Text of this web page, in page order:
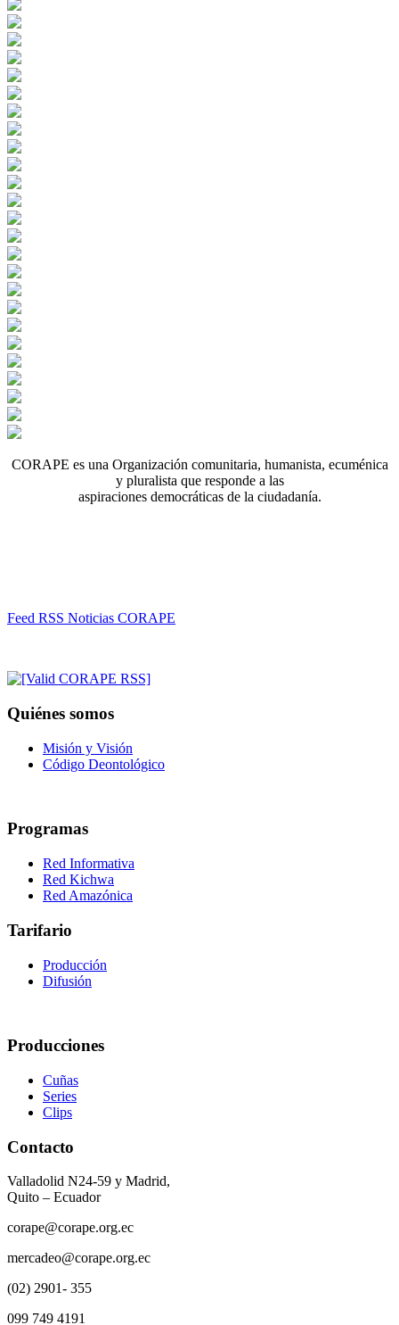
CORAPE es una Organización comunitaria, humanista, ecuménica
y pluralista que responde a las
aspiraciones democráticas de la ciudadanía.
Feed RSS Noticias CORAPE
Quiénes somos
Misión y Visión
Código Deontológico
Programas
Red Informativa
Red Kichwa
Red Amazónica
Tarifario
Producción
Difusión
Producciones
Cuñas
Series
Clips
Contacto
Valladolid N24-59 y Madrid,
Quito – Ecuador
corape@corape.org.ec
mercadeo@corape.org.ec
(02) 2901- 355
099 749 4191